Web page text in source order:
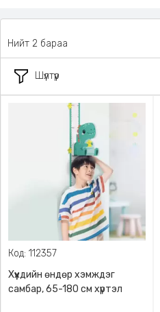
Шүүлтүүр
Нийт 2 бараа
Код: 112357
Хүүхдийн өндөр хэмждэг
самбар, 65-180 см хүртэл